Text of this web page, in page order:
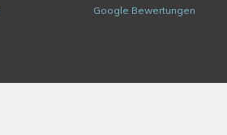
Google Bewertungen